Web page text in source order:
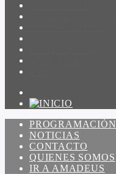
PROGRAMACIÓN
NOTICIAS
CONTACTO
QUIENES SOMOS
IR A AMADEUS